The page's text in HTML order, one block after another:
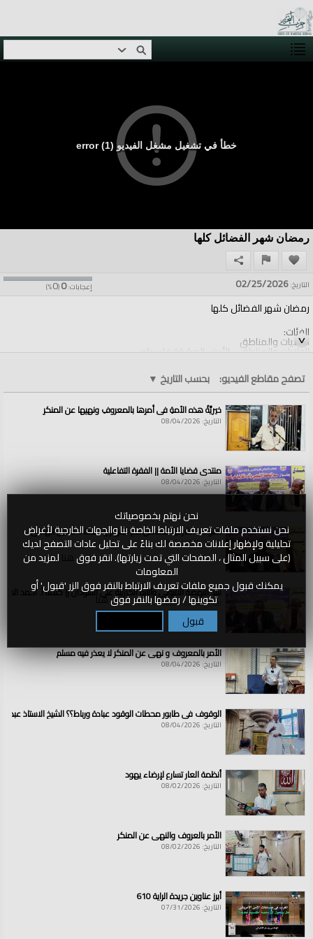
نحن نهتم بخصوصياتك
نحن نستخدم ملفات تعريف الارتباط الخاصة بنا والجهات الخارجية لأغراض
تحليلية ولإظهار إعلانات مخصصة لك بناءً على تحليل عادات التصفح لديك
(على سبيل المثال ، الصفحات التي تمت زيارتها). انقر فوق لمزيد من
المعلومات
يمكنك قبول جميع ملفات تعريف الارتباط بالنقر فوق الزر 'قبول' أو
تكوينها / رفضها بالنقر فوق
قبول
خطأ في تشغيل مشغل الفيديو (1) error
رمضان شهر الفضائل كلها
إعجابات:0
(
0
%) التاريخ:02/25/2026
رمضان شهر الفضائل كلها
الفئات:
الولايات والمناطق
الولايات والمناطق»الأرض المباركة فلسطين
قنوات:
الولايات والمناطق
تصفح مقاطع الفيديو: بحسب التاريخ ▼
خيريَّةُ هذه الأمةِ في أمرِها بالمعروفِ ونهيِها عن المنكرِ
التاريخ: 08/04/2026
منتدى قضايا الأمة || الفقرة التفاعلية
التاريخ: 08/04/2026
القواعد الشرعية للتعامل مع الأنهار || كلمة أ. حسين الهادي
التاريخ: 08/04/2026
سد النهضة الاثيوبي وآثاره الكارثية على السودان || كلمة أ. أحمد
التاريخ: 08/04/2026
الأمر بالمعروف و نهي عن المنكر لا يعذر فيه مسلم
التاريخ: 08/04/2026
الوقوف في طابور محطات الوقود عبادة ورباط؟؟ الشيخ الاستاذ عبد
التاريخ: 08/04/2026
أنظمة العار تسارع لإرضاء يهود
التاريخ: 08/02/2026
الأمر بالعروف والنهي عن المنكر
التاريخ: 08/02/2026
أبرز عناوين جريدة الراية 610
التاريخ: 07/31/2026